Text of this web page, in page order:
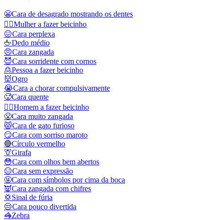
😬Cara de desagrado mostrando os dentes
🙎‍♀️Mulher a fazer beicinho
😖Cara perplexa
🖕Dedo médio
😠Cara zangada
😈Cara sorridente com cornos
🙎Pessoa a fazer beicinho
👹Ogro
😭Cara a chorar compulsivamente
🥵Cara quente
🙎‍♂️Homem a fazer beicinho
😤Cara muito zangada
😾Cara de gato furioso
😏Cara com sorriso maroto
🔴Círculo vermelho
🦒Girafa
😳Cara com olhos bem abertos
😑Cara sem expressão
🤬Cara com símbolos por cima da boca
👿Cara zangada com chifres
💢Sinal de fúria
😒Cara pouco divertida
🦓Zebra